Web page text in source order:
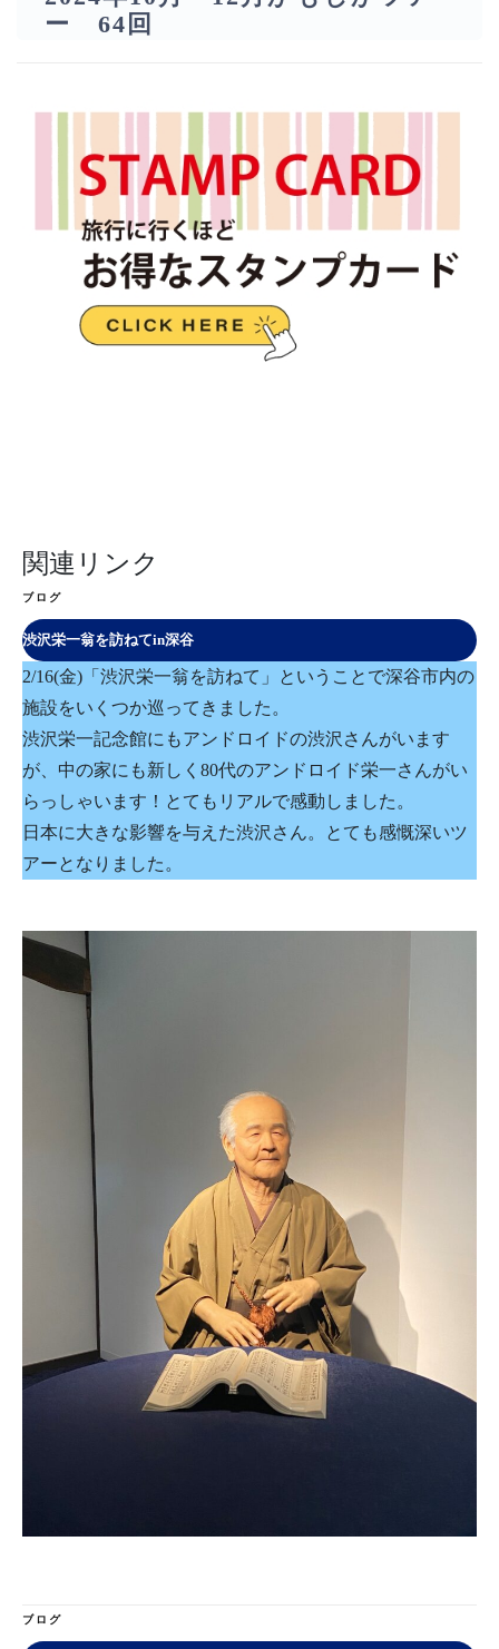
ー 64回
関連リンク
ブログ
渋沢栄一翁を訪ねてin深谷
2/16(金)「渋沢栄一翁を訪ねて」ということで深谷市内の
施設をいくつか巡ってきました。
渋沢栄一記念館にもアンドロイドの渋沢さんがいます
が、中の家にも新しく80代のアンドロイド栄一さんがい
らっしゃいます！とてもリアルで感動しました。
日本に大きな影響を与えた渋沢さん。とても感慨深いツ
アーとなりました。
ブログ